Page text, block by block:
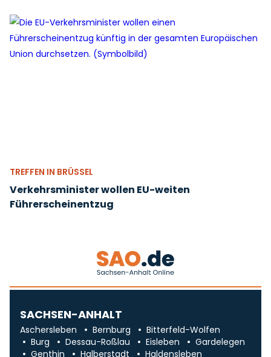
TREFFEN IN BRÜSSEL
Verkehrsminister wollen EU-weiten
Führerscheinentzug
SACHSEN-ANHALT
Aschersleben Bernburg
Bitterfeld-Wolfen
Burg
Dessau-Roßlau Eisleben
Gardelegen
Genthin
Halberstadt
Haldensleben